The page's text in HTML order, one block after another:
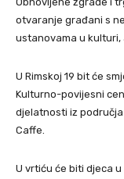
otvaranje građani s
ustanovama u kulturi,
U Rimskoj 19 bit će
Kulturno-povijesni
djelatnosti iz
Caffe.
U vrtiću će biti djeca